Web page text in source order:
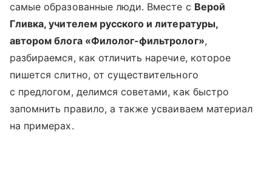
самые образованные люди. Вместе с Верой
Гливка, учителем русского и литературы,
автором блога «Филолог-фильтролог»,
разбираемся, как отличить наречие, которое
пишется слитно, от существительного
с предлогом, делимся советами, как быстро
запомнить правило, а также усваиваем материал
на примерах.